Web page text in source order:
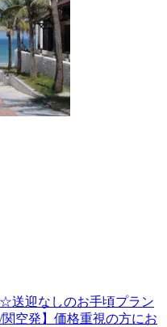
送迎なしのお手頃プラン
空発】価格重視の方にお